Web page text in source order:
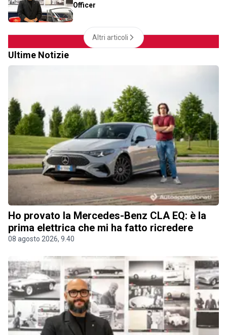
Officer
Altri articoli
Ultime Notizie
Ho provato la Mercedes-Benz CLA EQ: è la
prima elettrica che mi ha fatto ricredere
08 agosto 2026, 9.40